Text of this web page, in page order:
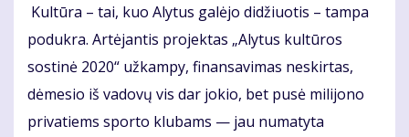
Kultūra – tai, kuo Alytus galėjo didžiuotis – tampa
podukra. Artėjantis projektas „Alytus kultūros
sostinė 2020“ užkampy, finansavimas neskirtas,
dėmesio iš vadovų vis dar jokio, bet pusė milijono
privatiems sporto klubams — jau numatyta